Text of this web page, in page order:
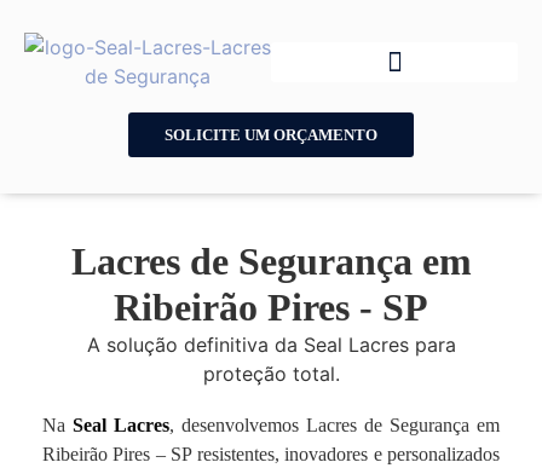
SOLICITE UM ORÇAMENTO
Lacres de Segurança em
Ribeirão Pires - SP
A solução definitiva da Seal Lacres para
proteção total.
Na Seal Lacres, desenvolvemos Lacres de Segurança em
Ribeirão Pires – SP resistentes, inovadores e personalizados